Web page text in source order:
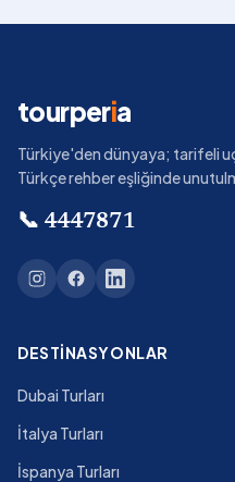
tourperia
Türkiye'den dünyaya; tarifeli
Türkçe rehber eşliğinde
📞 4447871
DESTINASYONLAR
Dubai Turları
İtalya Turları
İspanya Turları